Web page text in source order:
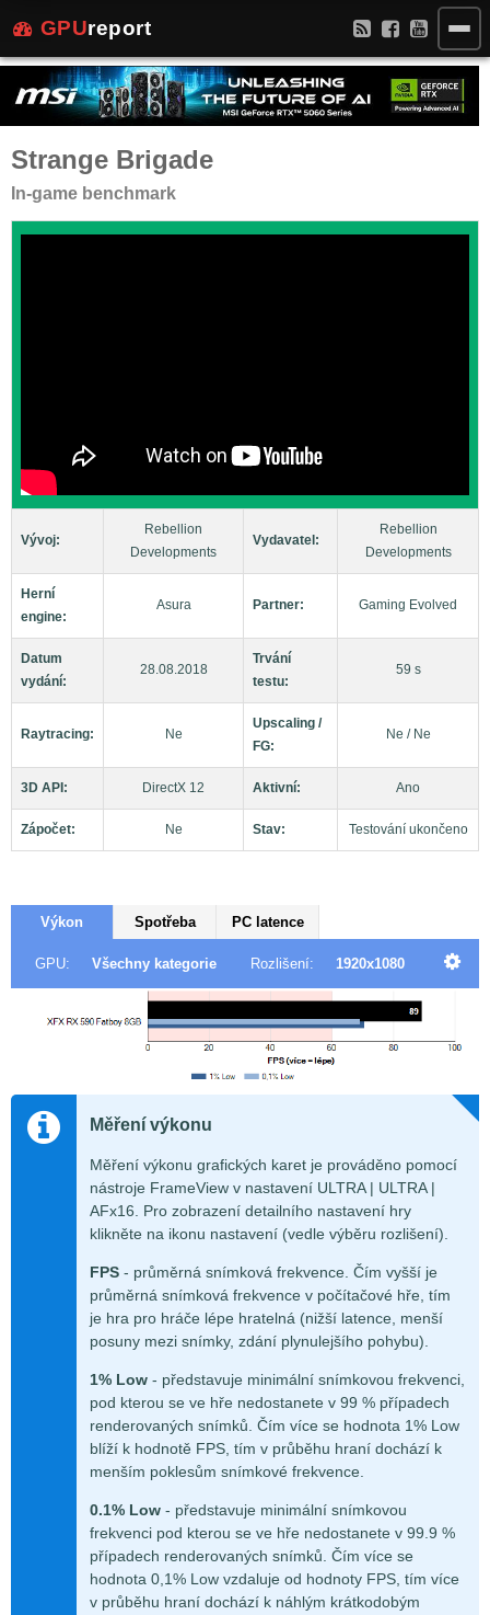
GPUreport
Strange Brigade
In-game benchmark
Vývoj:
Rebellion
Developments
Vydavatel:
Rebellion
Developments
Herní
engine:
Asura Partner: Gaming Evolved
Datum
vydání:
28.08.2018
Trvání
testu:
59 s
Raytracing: Ne
Upscaling /
FG:
Ne / Ne
3D API: DirectX 12 Aktivní: Ano
Zápočet: Ne Stav: Testování ukončeno
Výkon Spotřeba PC latence
GPU: Všechny kategorie Rozlišení: 1920x1080
Měření výkonu
Měření výkonu grafických karet je prováděno pomocí
nástroje FrameView v nastavení ULTRA | ULTRA |
AFx16. Pro zobrazení detailního nastavení hry
klikněte na ikonu nastavení (vedle výběru rozlišení).
FPS - průměrná snímková frekvence. Čím vyšší je
průměrná snímková frekvence v počítačové hře, tím
je hra pro hráče lépe hratelná (nižší latence, menší
posuny mezi snímky, zdání plynulejšího pohybu).
1% Low - představuje minimální snímkovou frekvenci,
pod kterou se ve hře nedostanete v 99 % případech
renderovaných snímků. Čím více se hodnota 1% Low
blíží k hodnotě FPS, tím v průběhu hraní dochází k
menším poklesům snímkové frekvence.
0.1% Low - představuje minimální snímkovou
frekvenci pod kterou se ve hře nedostanete v 99.9 %
případech renderovaných snímků. Čím více se
hodnota 0,1% Low vzdaluje od hodnoty FPS, tím více
v průběhu hraní dochází k náhlým krátkodobým